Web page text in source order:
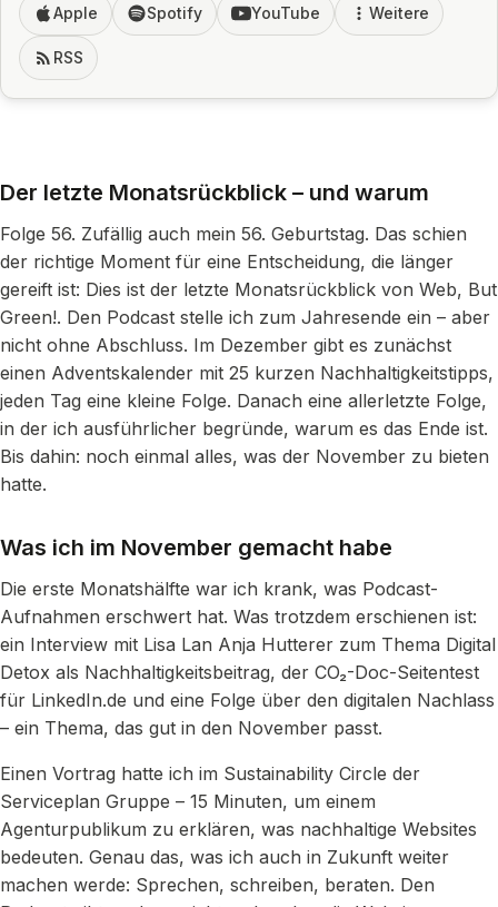
Apple Spotify YouTube Weitere
RSS
Der letzte Monatsrückblick – und warum
Folge 56. Zufällig auch mein 56. Geburtstag. Das schien
der richtige Moment für eine Entscheidung, die länger
gereift ist: Dies ist der letzte Monatsrückblick von Web, But
Green!. Den Podcast stelle ich zum Jahresende ein – aber
nicht ohne Abschluss. Im Dezember gibt es zunächst
einen Adventskalender mit 25 kurzen Nachhaltigkeitstipps,
jeden Tag eine kleine Folge. Danach eine allerletzte Folge,
in der ich ausführlicher begründe, warum es das Ende ist.
Bis dahin: noch einmal alles, was der November zu bieten
hatte.
Was ich im November gemacht habe
Die erste Monatshälfte war ich krank, was Podcast-
Aufnahmen erschwert hat. Was trotzdem erschienen ist:
ein Interview mit Lisa Lan Anja Hutterer zum Thema Digital
Detox als Nachhaltigkeitsbeitrag, der CO₂-Doc-Seitentest
für LinkedIn.de und eine Folge über den digitalen Nachlass
– ein Thema, das gut in den November passt.
Einen Vortrag hatte ich im Sustainability Circle der
Serviceplan Gruppe – 15 Minuten, um einem
Agenturpublikum zu erklären, was nachhaltige Websites
bedeuten. Genau das, was ich auch in Zukunft weiter
machen werde: Sprechen, schreiben, beraten. Den